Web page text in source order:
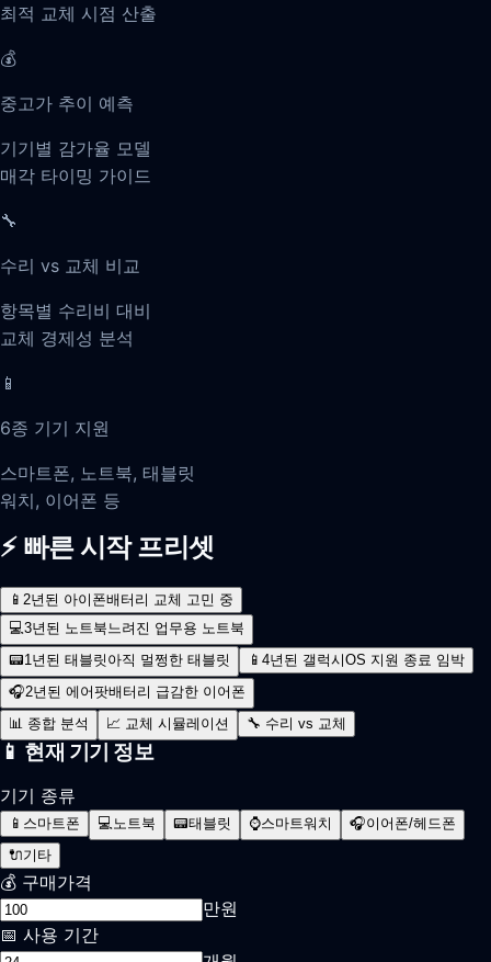
최적 교체 시점 산출
💰
중고가 추이 예측
기기별 감가율 모델
매각 타이밍 가이드
🔧
수리 vs 교체 비교
항목별 수리비 대비
교체 경제성 분석
📱
6종 기기 지원
스마트폰, 노트북, 태블릿
워치, 이어폰 등
⚡ 빠른 시작 프리셋
📱 2년된 아이폰배터리 교체 고민 중
💻3년된 노트북느려진 업무용 노트북
📟1년된 태블릿 아직 멀쩡한 태블릿 📱 4년된 갤럭시OS 지원 종료 임박
🎧2년된 에어팟배터리 급감한 이어폰
📊 종합 분석 📈 교체 시뮬레이션 🔧 수리 vs 교체
📱 현재 기기 정보
기기 종류
📱 스마트폰 💻노트북 📟태블릿 ⌚스마트워치 🎧이어폰/헤드폰
🔌기타
💰 구매가격
만원
📅 사용 기간